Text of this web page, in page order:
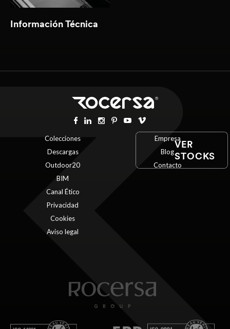
VER
STOCKS
Información Técnica
Colecciones
Descargas
Outdoor20
BIM
Empresa
Blog
Contacto
Canal Ético
Privacidad
Cookies
Aviso legal